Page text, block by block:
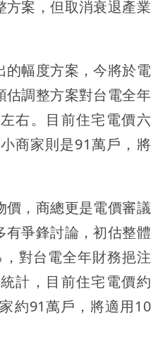
方案，但取消衰退產業
的幅度方案，今將於電
估調整方案對台電全年
右。目前住宅電價六
商家則是91萬戶，將
價，商總更是電價審議
有爭鋒討論，初估整體
對台電全年財務挹注
計，目前住宅電價約
約91萬戶，將適用10